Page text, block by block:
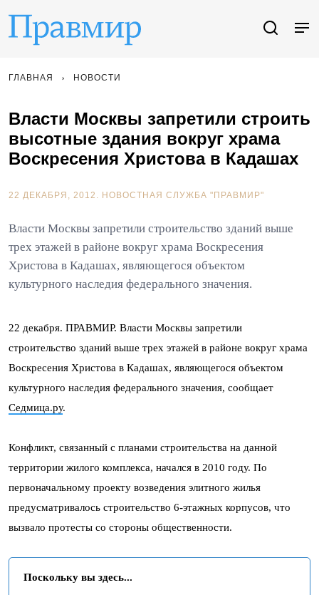
ГЛАВНАЯ НОВОСТИ
Власти Москвы запретили строить
высотные здания вокруг храма
Воскресения Христова в Кадашах
22 ДЕКАБРЯ, 2012. НОВОСТНАЯ СЛУЖБА "ПРАВМИР"
Власти Москвы запретили строительство зданий выше
трех этажей в районе вокруг храма Воскресения
Христова в Кадашах, являющегося объектом
культурного наследия федерального значения.
22 декабря. ПРАВМИР. Власти Москвы запретили
строительство зданий выше трех этажей в районе вокруг храма
Воскресения Христова в Кадашах, являющегося объектом
культурного наследия федерального значения, сообщает
Седмица.ру.
Конфликт, связанный с планами строительства на данной
территории жилого комплекса, начался в 2010 году. По
первоначальному проекту возведения элитного жилья
предусматривалось строительство 6-этажных корпусов, что
вызвало протесты со стороны общественности.
Поскольку вы здесь...